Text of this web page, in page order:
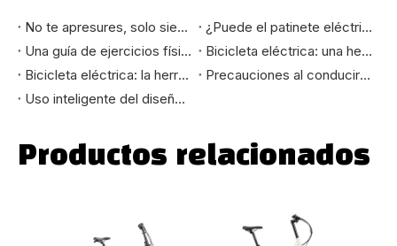
No te apresures, solo siente el camino |CYBIC te ofrece una nueva experiencia de conducción
¿Puede el patinete eléctrico ser un regalo para los padres?
Una guía de ejercicios físicos para personas mayores
Bicicleta eléctrica: una herramienta diferente para viajar en familia
Bicicleta eléctrica: la herramienta de viaje perfecta para las vacaciones
Precauciones al conducir en días lluviosos
Uso inteligente del diseño novedoso para rodear a la generación más joven |Cybic se está poniendo al día con los jóvenes
Productos relacionados